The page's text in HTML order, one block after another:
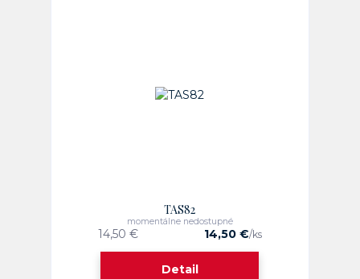
TAS82
14,50 € 14,50 €/ks
momentálne nedostupné
Detail